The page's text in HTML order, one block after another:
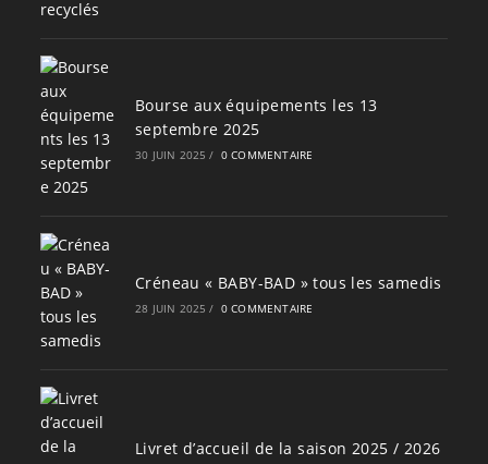
Bourse aux équipements les 13
septembre 2025
30 JUIN 2025 / 0 COMMENTAIRE
Créneau « BABY-BAD » tous les samedis
28 JUIN 2025 / 0 COMMENTAIRE
Livret d’accueil de la saison 2025 / 2026